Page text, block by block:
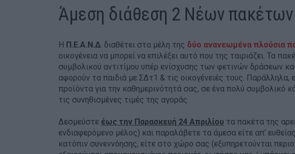
Άμεση διάθεση 2 Νέων πακέτων
Η Π.Ε.Α.Ν.Δ. διαθέτει στα μέλη της δύο ανανεωμένα πλούσια
οικογένεια να μπορεί να επιλέξει αυτό που της ταιριάζει. Τα
συμβολικού αντιτίμου υπέρ ενίσχυσης των φετινών δράσεων
αφορούν τα παιδιά με ΣΔτ1 & τις οικογένειές τους. Παράλληλα,
προϊόντα για την καθημερινότητά σας, σε ένα πολύ συμβολικό
τις συνηθισμένες τιμές της αγοράς.
Δεσμεύστε έως την Παρασκευή 24 Απριλίου τα πακέτα της
ενδιαφερόμενο μέλος) και παραλάβετε τα άμεσα είτε απ’
κατόπιν συνεννόησης, είτε στο χώρο σας (εξυπηρετούνται